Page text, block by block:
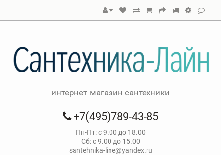
интернет-магазин сантехники
+7(495)789-43-85
Пн-Пт: с 9.00 до 18.00
Сб: с 9.00 до 15.00
santehnika-line@yandex.ru